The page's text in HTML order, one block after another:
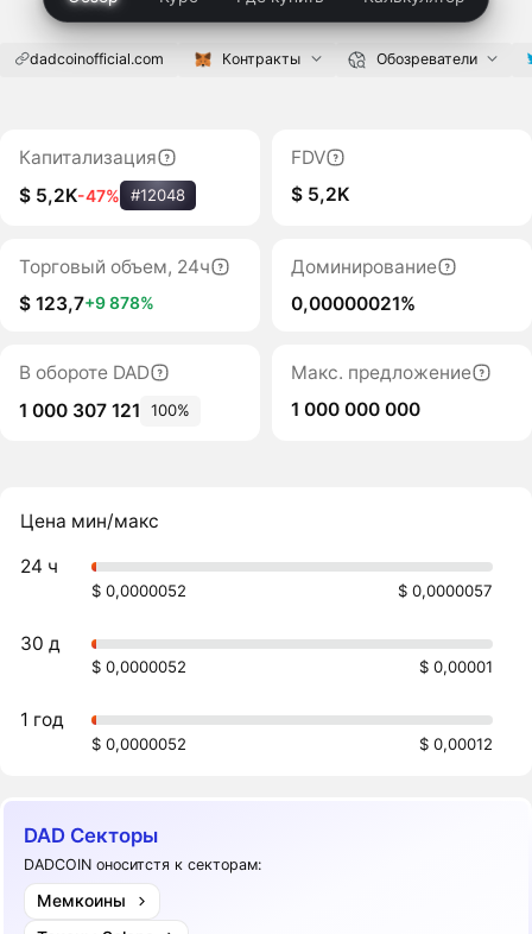
dadcoinofficial.com Контракты Обозреватели
Капитализация
$ 5,2K-47% #12048
FDV
$ 5,2K
Торговый объем, 24ч
$ 123,7+9 878%
Доминирование
0,00000021%
В обороте DAD
1 000 307 121
100%
Макс. предложение
1 000 000 000
Цена мин/макс
24 ч
$ 0,0000052 $ 0,0000057
30 д
$ 0,0000052 $ 0,00001
1 год
$ 0,0000052 $ 0,00012
DAD Секторы
DADCOIN оноситстя к секторам:
Мемкоины